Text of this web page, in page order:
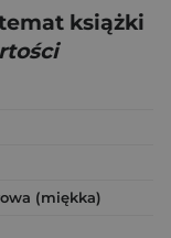
książki
(miękka)